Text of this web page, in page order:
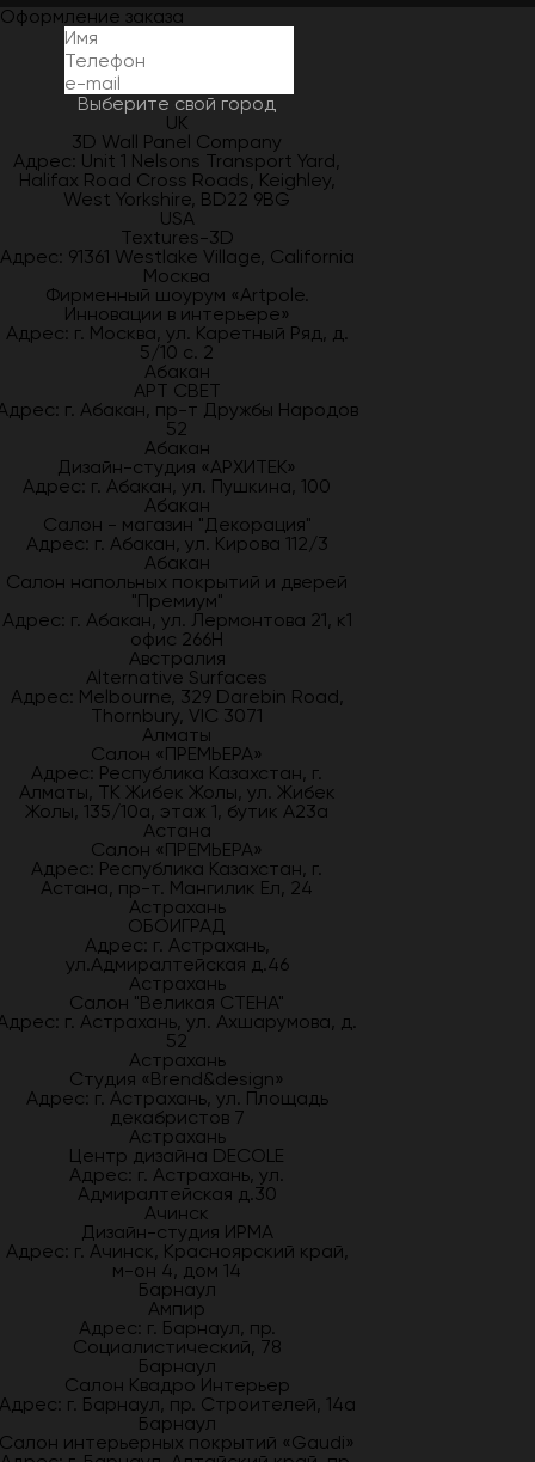
Оформление заказа
Выберите свой город
UK
3D Wall Panel Company
Адрес: Unit 1 Nelsons Transport Yard,
Halifax Road Cross Roads, Keighley,
West Yorkshire, BD22 9BG
USA
Textures-3D
Адрес: 91361 Westlake Village, California
Москва
Фирменный шоурум «Artpole.
Инновации в интерьере»
Адрес: г. Москва, ул. Каретный Ряд, д.
5/10 с. 2
Абакан
АРТ СВЕТ
г. Абакан, пр-т Дружбы Народов
52
Абакан
Дизайн-студия «АРХИТЕК»
Адрес: г. Абакан, ул. Пушкина, 100
Абакан
Салон - магазин "Декорация"
Адрес: г. Абакан, ул. Кирова 112/3
Абакан
Салон напольных покрытий и дверей
"Премиум"
Адрес: г. Абакан, ул. Лермонтова 21, к1
офис 266Н
Австралия
Alternative Surfaces
Адрес: Melbourne, 329 Darebin Road,
Thornbury, VIC 3071
Алматы
Салон «ПРЕМЬЕРА»
Адрес: Республика Казахстан, г.
Алматы, ТК Жибек Жолы, ул. Жибек
Жолы, 135/10а, этаж 1, бутик А23а
Астана
Салон «ПРЕМЬЕРА»
Адрес: Республика Казахстан, г.
Астана, пр-т. Мангилик Ел, 24
Астрахань
ОБОИГРАД
Адрес: г. Астрахань,
ул.Адмиралтейская д.46
Астрахань
Салон "Великая СТЕНА"
г. Астрахань, ул. Ахшарумова, д.
52
Астрахань
Студия «Brend&design»
Адрес: г. Астрахань, ул. Площадь
декабристов 7
Астрахань
Центр дизайна DECOLE
Адрес: г. Астрахань, ул.
Адмиралтейская д.30
Ачинск
Дизайн-студия ИРМА
Адрес: г. Ачинск, Красноярский край,
м-он 4, дом 14
Барнаул
Ампир
Адрес: г. Барнаул, пр.
Социалистический, 78
Барнаул
Салон Квадро Интерьер
г. Барнаул, пр. Строителей, 14а
Барнаул
Салон интерьерных покрытий «Gaudi»